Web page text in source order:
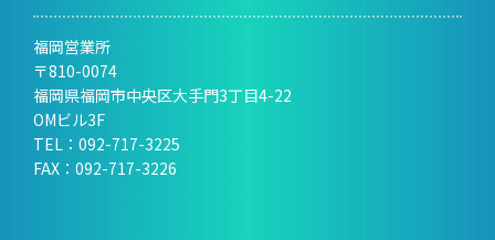
福岡営業所
〒810-0074
福岡県福岡市中央区大手門3丁目4-22
OMビル3F
TEL： 092-717-3225
FAX：092-717-3226